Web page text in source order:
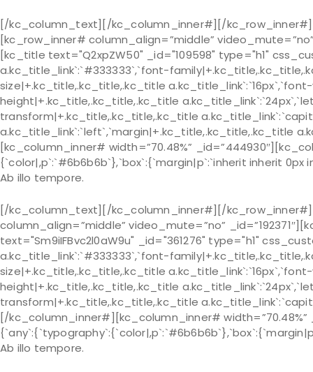
[/kc_column_text][/kc_column_inner#][/
[kc_row_inner# column_align=”middle”
[kc_title text="Q2xpZW50" _id="109598" type="h1"
a.kc_title_link`:`#333333`,`font-
size|+.kc_title,.kc_title,.kc_title
height|+.kc_title,.kc_title,.kc_title
transform|+.kc_title,.kc_title,.kc_title
a.kc_title_link`:`left`,`margin|+.kc_title,.kc_title,.kc_title
[kc_column_inner# width=”70.48%”
{`color|,p`:`#6b6b6b`},`box`:{`margin|p`:`inherit inherit
Ab illo tempore.
[/kc_column_text][/kc_column_inner#][/
column_align=”middle” video_mute=”no”
text="Sm9iIFBvc2l0aW9u" _id="361276" type="h1"
a.kc_title_link`:`#333333`,`font-
size|+.kc_title,.kc_title,.kc_title
height|+.kc_title,.kc_title,.kc_title
transform|+.kc_title,.kc_title,.kc_title
[/kc_column_inner#][kc_column_inner#
Ab illo tempore.